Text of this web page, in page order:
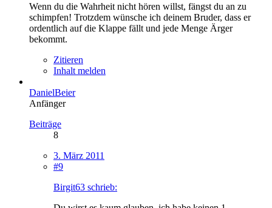
Wenn du die Wahrheit nicht hören willst, fängst du an zu
schimpfen! Trotzdem wünsche ich deinem Bruder, dass er
ordentlich auf die Klappe fällt und jede Menge Ärger
bekommt.
Zitieren
Inhalt melden
DanielBeier
Anfänger
Beiträge
8
3. März 2011
#9
Birgit63 schrieb: